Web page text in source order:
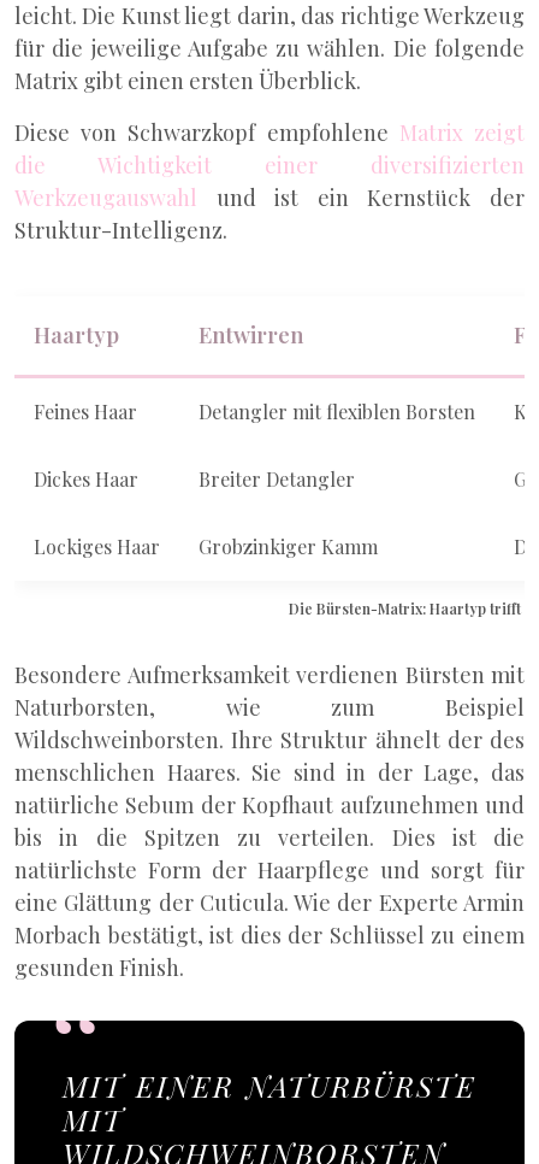
leicht. Die Kunst liegt darin, das richtige Werkzeug
für die jeweilige Aufgabe zu wählen. Die folgende
Matrix gibt einen ersten Überblick.
Diese von Schwarzkopf empfohlene Matrix zeigt
die Wichtigkeit einer diversifizierten
Werkzeugauswahl und ist ein Kernstück der
Struktur-Intelligenz.
Die Bürsten-Matrix: Haartyp trifft
Haartyp Entwirren
Feines Haar Detangler mit flexiblen Borsten
Dickes Haar Breiter Detangler
Lockiges Haar Grobzinkiger Kamm
Besondere Aufmerksamkeit verdienen Bürsten mit
Naturborsten, wie zum Beispiel
Wildschweinborsten. Ihre Struktur ähnelt der des
menschlichen Haares. Sie sind in der Lage, das
natürliche Sebum der Kopfhaut aufzunehmen und
bis in die Spitzen zu verteilen. Dies ist die
natürlichste Form der Haarpflege und sorgt für
eine Glättung der Cuticula. Wie der Experte Armin
Morbach bestätigt, ist dies der Schlüssel zu einem
gesunden Finish.
MIT EINER NATURBÜRSTE
MIT
WILDSCHWEINBORSTEN